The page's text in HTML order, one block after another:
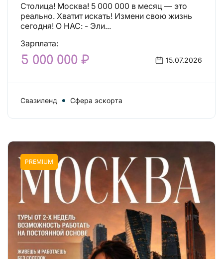
Столица! Москва! 5 000 000 в месяц — это
реально. Хватит искать! Измени свою жизнь
сегодня! О НАС: - Эли...
Зарплата:
5 000 000 ₽ 15.07.2026
Свазиленд Сфера эскорта
PREMIUM